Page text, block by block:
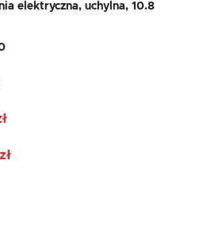
elektryczna, uchylna, 10.8